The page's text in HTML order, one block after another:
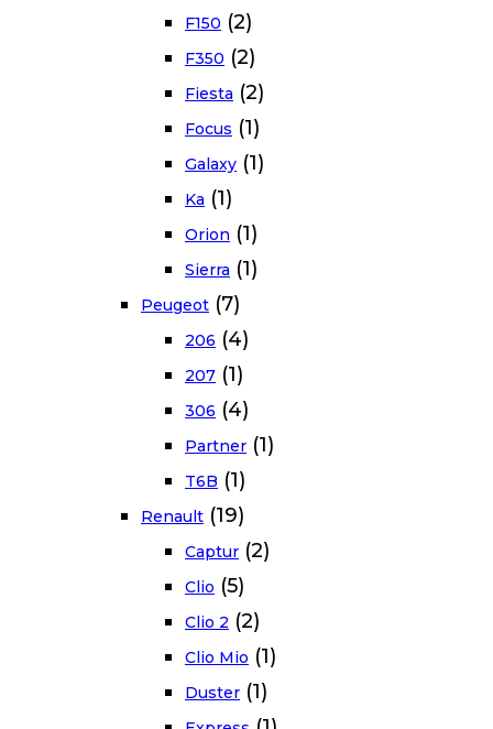
F150 (2)
F350 (2)
Fiesta (2)
Focus (1)
Galaxy (1)
Ka (1)
Orion (1)
Sierra (1)
Peugeot (7)
206 (4)
207 (1)
306 (4)
Partner (1)
T6B (1)
Renault (19)
Captur (2)
Clio (5)
Clio 2 (2)
Clio Mio (1)
Duster (1)